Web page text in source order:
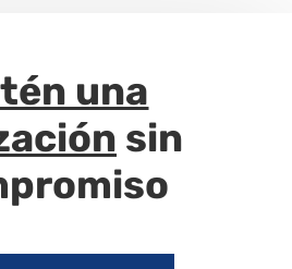
una
sin